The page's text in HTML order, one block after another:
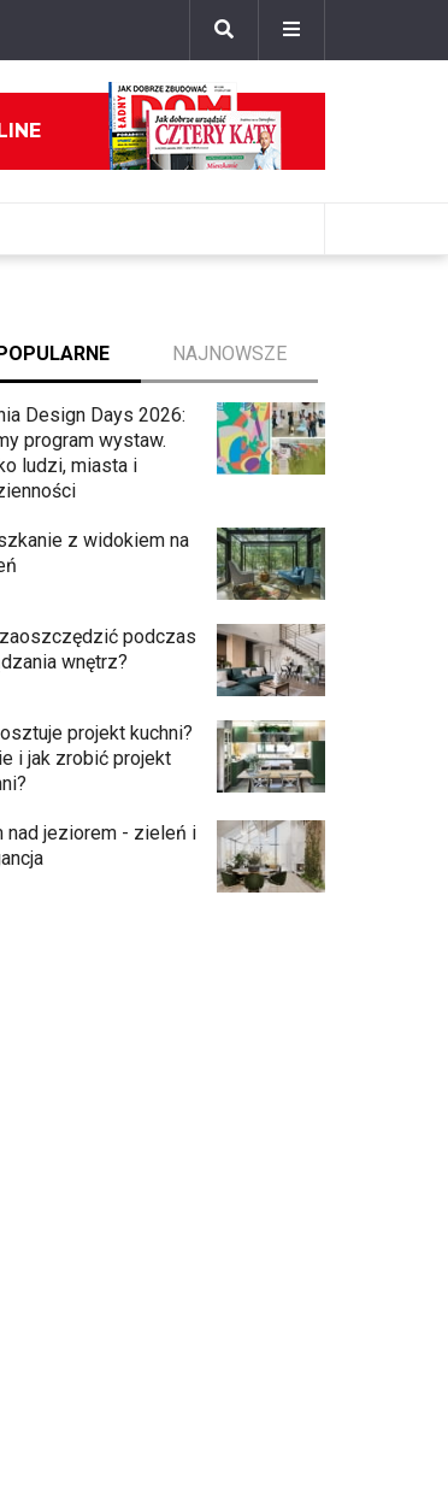
NAJNOWSZE
Design Days 2026:
program wystaw.
ludzi, miasta i
z widokiem na
podczas
wnętrz?
projekt kuchni?
i jak zrobić projekt
nad jeziorem - zieleń i